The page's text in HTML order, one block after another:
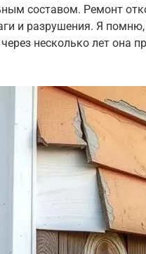
составом. Ремонт
и разрушения. Я
несколько лет она